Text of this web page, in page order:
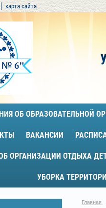
карта сайта
ОБ ОБРАЗОВАТЕЛЬНОЙ
ВАКАНСИИ
ОРГАНИЗАЦИИ ОТДЫХА
УБОРКА
Главная